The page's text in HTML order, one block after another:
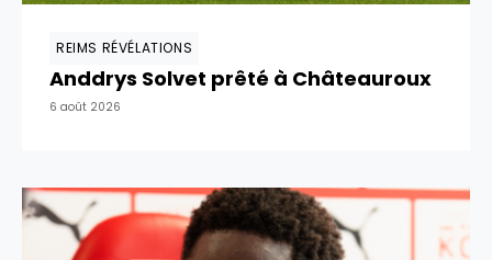
REIMS RÉVÉLATIONS
Anddrys Solvet prêté à Châteauroux
6 août 2026